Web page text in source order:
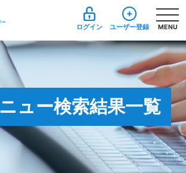
ログイン ユーザー登録 MENU
ュー検索結果一覧